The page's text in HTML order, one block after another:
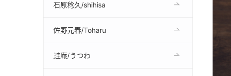
石原稔久/shihisa
佐野元春/Toharu
蛙庵/うつわ